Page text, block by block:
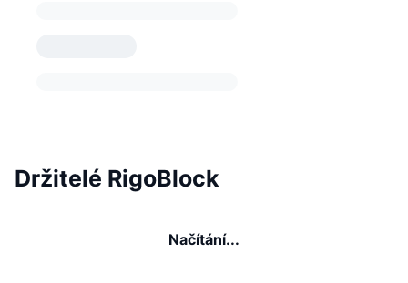
Držitelé RigoBlock
Načítání...